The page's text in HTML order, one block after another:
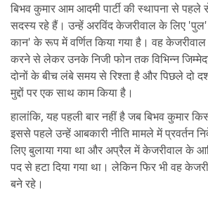
बिभव कुमार आम आदमी पार्टी की स्थापना से पहले से
सदस्य रहे हैं। उन्हें अरविंद केजरीवाल के लिए
कान' के रूप में वर्णित किया गया है। वह
करने से लेकर उनके निजी फोन तक विभिन्न
दोनों के बीच लंबे समय से रिश्ता है और पिछले दो
मुद्दों पर एक साथ काम किया है।
हालांकि, यह पहली बार नहीं है जब बिभव कुमार
इससे पहले उन्हें आबकारी नीति मामले में प्रवर्तन
लिए बुलाया गया था और अप्रैल में केजरीवाल के
पद से हटा दिया गया था। लेकिन फिर भी वह
बने रहे।